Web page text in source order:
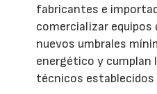
fabricantes e
comercializar equipos
nuevos umbrales
energético y cumplan
técnicos establecidos